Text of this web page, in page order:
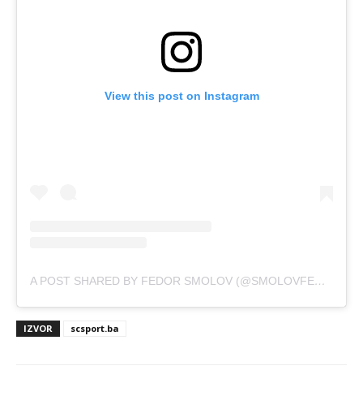
View this post on Instagram
A POST SHARED BY FEDOR SMOLOV (@SMOLOVFEDOR_10)
IZVOR scsport.ba